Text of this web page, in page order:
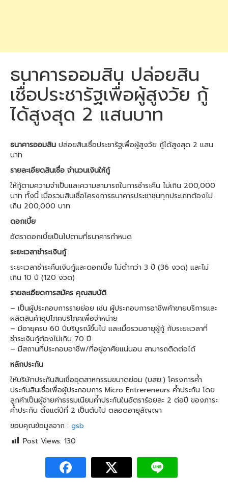
ธนาคารออมสิน ปล่อยสิน
เชื่อประชารัฐเพื่อผู้สูงวัย กู้
ได้สูงสุด 2 แสนบาท
ธนาคารออมสิน ปล่อยสินเชื่อประชารัฐเพื่อผู้สูงวัย กู้ได้สูงสุด 2 แสน
บาท
รายละเอียดสินเชื่อ จำนวนเงินให้กู้
ให้กู้ตามความจำเป็นและความสามารถในการชำระคืน ไม่เกิน 200,000
บาท ทั้งนี้ เมื่อรวมสินเชื่อโครงการธนาคารประชาชนทุกประเภทต้องไม่
เกิน 200,000 บาท
ดอกเบี้ย
อัตราดอกเบี้ยเป็นไปตามที่ธนาคารกำหนด
ระยะเวลาชำระเงินกู้
ระยะเวลาชำระคืนเงินกู้และดอกเบี้ย ไม่ต่ำกว่า 3 ปี (36 งวด) และไม่
เกิน 10 ปี (120 งวด)
รายละเอียดการสมัคร คุณสมบัติ
– เป็นผู้ประกอบการรายย่อย เช่น ผู้ประกอบการอาชีพค้าขายบริการและ
ผลิตสินค้าอุปโภคบริโภคเพื่อจำหน่าย
– มีอายุครบ 60 ปีบริบูรณ์ขึ้นไป และเมื่อรวมอายุผู้กู้ กับระยะเวลาที่
ชำระเงินกู้ต้องไม่เกิน 70 ปี
– มีสถานที่ประกอบอาชีพ/ที่อยู่อาศัยแน่นอน สามารถติดต่อได้
หลักประกัน
ให้บริษัทประกันสินเชื่ออุตสาหกรรมขนาดย่อม (บสย.) โครงการค้ำ
ประกันสินเชื่อเพื่อผู้ประกอบการ Micro Entrereneurs ค้ำประกัน โดย
ลูกค้าเป็นผู้จ่ายค่าธรรมเนียมค้ำประกันในอัตราร้อยละ 2 ต่อปี ของภาระ
ค้ำประกัน ตั้งแต่ปีที่ 2 เป็นต้นไป ตลอดอายุสัญญา
ขอบคุณข้อมูลจาก : gsb
Post Views: 130